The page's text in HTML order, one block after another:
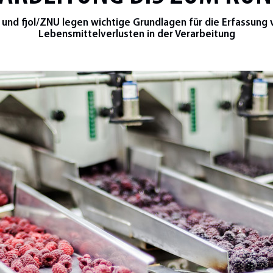
fjol/ZNU legen wichtige Grundlagen für die Erfassung
Lebensmittelverlusten in der Verarbeitung